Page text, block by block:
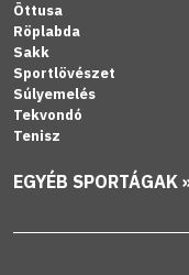
Öttusa
Röplabda
Sakk
Sportlövészet
Súlyemelés
Tekvondó
Tenisz
EGYÉB SPORTÁGAK